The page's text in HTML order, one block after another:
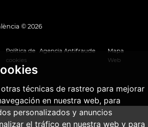
técnicas de rastreo para mejorar
en nuestra web, para
personalizados y anuncios
el tráfico en nuestra web y para
© 2026
Política de
cookies
Agencia Antifraude
Mapa
Web